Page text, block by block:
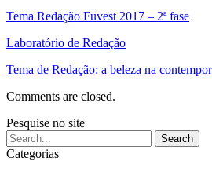
Tema Redação Fuvest 2017 – 2ª fase
Laboratório de Redação
Tema de Redação: a beleza na
Comments are closed.
Pesquise no site
Categorias